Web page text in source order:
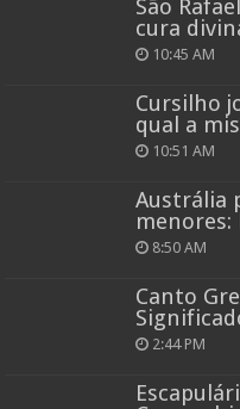
São
cura
10:45 AM
Cursilho
qual a
10:51 AM
Austrália
menores:
8:50 AM
Canto
2:44 PM